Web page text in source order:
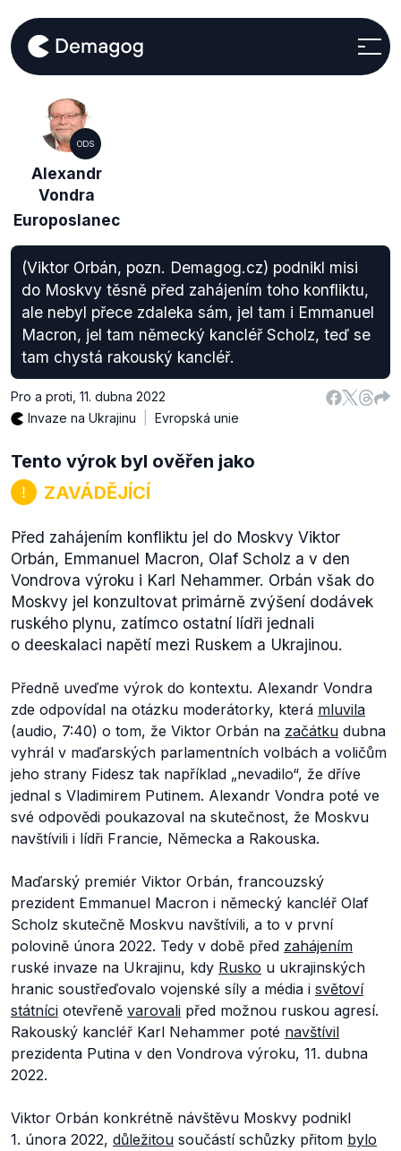
ODS
Alexandr
Vondra
Europoslanec
(Viktor Orbán, pozn. Demagog.cz) podnikl misi
do Moskvy těsně před zahájením toho konfliktu,
ale nebyl přece zdaleka sám, jel tam i Emmanuel
Macron, jel tam německý kancléř Scholz, teď se
tam chystá rakouský kancléř.
Pro a proti 11. dubna 2022
Invaze na Ukrajinu
Evropská unie
Tento výrok byl ověřen jako
ZAVÁDĚJÍCÍ
Před zahájením konfliktu jel do Moskvy Viktor
Orbán, Emmanuel Macron, Olaf Scholz a v den
Vondrova výroku i Karl Nehammer. Orbán však do
Moskvy jel konzultovat primárně zvýšení dodávek
ruského plynu, zatímco ostatní lídři jednali
o deeskalaci napětí mezi Ruskem a Ukrajinou.
Předně uveďme výrok do kontextu. Alexandr Vondra
zde odpovídal na otázku moderátorky, která mluvila
(audio, 7:40) o tom, že Viktor Orbán na začátku dubna
vyhrál v maďarských parlamentních volbách a voličům
jeho strany Fidesz tak například „nevadilo“, že dříve
jednal s Vladimirem Putinem. Alexandr Vondra poté ve
své odpovědi poukazoval na skutečnost, že Moskvu
navštívili i lídři Francie, Německa a Rakouska.
Maďarský premiér Viktor Orbán, francouzský
prezident Emmanuel Macron i německý kancléř Olaf
Scholz skutečně Moskvu navštívili, a to v první
polovině února 2022. Tedy v době před zahájením
ruské invaze na Ukrajinu, kdy Rusko u ukrajinských
hranic soustřeďovalo vojenské síly a média i světoví
státníci otevřeně varovali před možnou ruskou agresí.
Rakouský kancléř Karl Nehammer poté navštívil
prezidenta Putina v den Vondrova výroku, 11. dubna
2022.
Viktor Orbán konkrétně návštěvu Moskvy podnikl
1. února 2022, důležitou součástí schůzky přitom bylo